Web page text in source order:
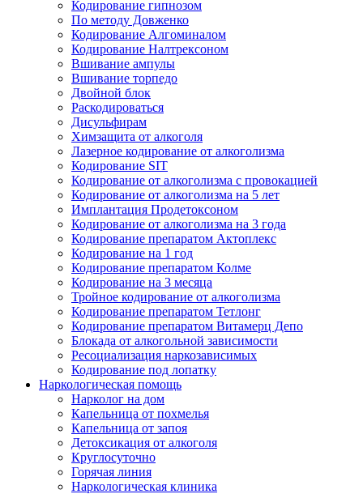
Кодирование гипнозом
По методу Довженко
Кодирование Алгоминалом
Кодирование Налтрексоном
Вшивание ампулы
Вшивание торпедо
Двойной блок
Раскодироваться
Дисульфирам
Химзащита от алкоголя
Лазерное кодирование от алкоголизма
Кодирование SIT
Кодирование от алкоголизма с провокацией
Кодирование от алкоголизма на 5 лет
Имплантация Продетоксоном
Кодирование от алкоголизма на 3 года
Кодирование препаратом Актоплекс
Кодирование на 1 год
Кодирование препаратом Колме
Кодирование на 3 месяца
Тройное кодирование от алкоголизма
Кодирование препаратом Тетлонг
Кодирование препаратом Витамерц Депо
Блокада от алкогольной зависимости
Ресоциализация наркозависимых
Кодирование под лопатку
Наркологическая помощь
Нарколог на дом
Капельница от похмелья
Капельница от запоя
Детоксикация от алкоголя
Круглосуточно
Горячая линия
Наркологическая клиника